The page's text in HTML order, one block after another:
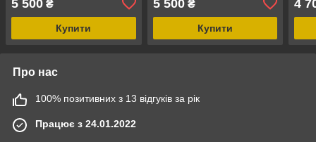
5 500 ₴
Купити
графіт
5 500₴
Купити
4
Про нас
100% позитивних з 13 відгуків за рік
Працює з 24.01.2022